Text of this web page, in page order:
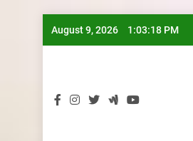
August 9, 2026 1:03:19 PM